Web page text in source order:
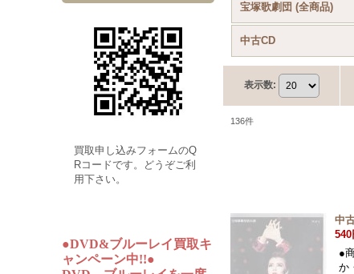
買取申し込みフォームのQ
Rコードです。どうぞご利
用下さい。
●DVD&ブルーレイ買取キ
ャンペーン中!!●
宝塚歌劇団 (全商品)
中古CD
表示数:
136件
中
540
●
か